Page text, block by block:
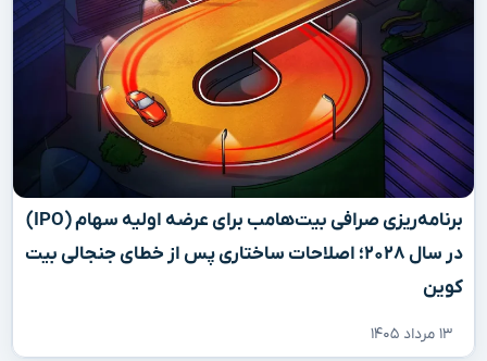
برنامه‌ریزی صرافی بیت‌هامب برای عرضه اولیه سهام (IPO)
در سال ۲۰۲۸؛ اصلاحات ساختاری پس از خطای جنجالی بیت
کوین
۱۳ مرداد ۱۴۰۵